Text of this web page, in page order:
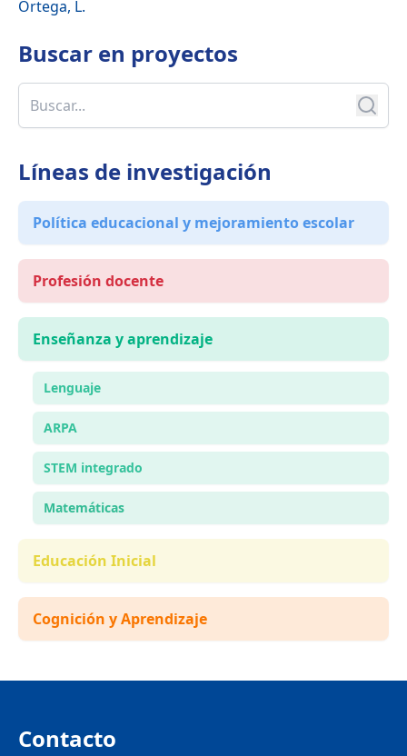
Ortega, L.
Buscar en proyectos
Líneas de investigación
Política educacional y mejoramiento escolar
Profesión docente
Enseñanza y aprendizaje
Lenguaje
ARPA
STEM integrado
Matemáticas
Educación Inicial
Cognición y Aprendizaje
Contacto